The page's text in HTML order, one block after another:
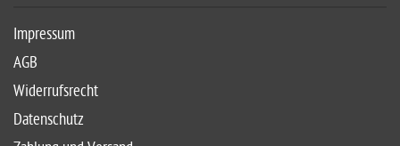
Impressum
AGB
Widerrufsrecht
Datenschutz